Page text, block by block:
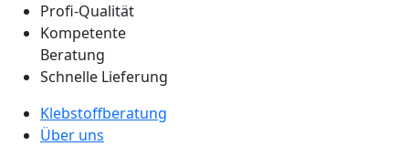
Profi-Qualität
Kompetente
Beratung
Schnelle Lieferung
Klebstoffberatung
Über uns